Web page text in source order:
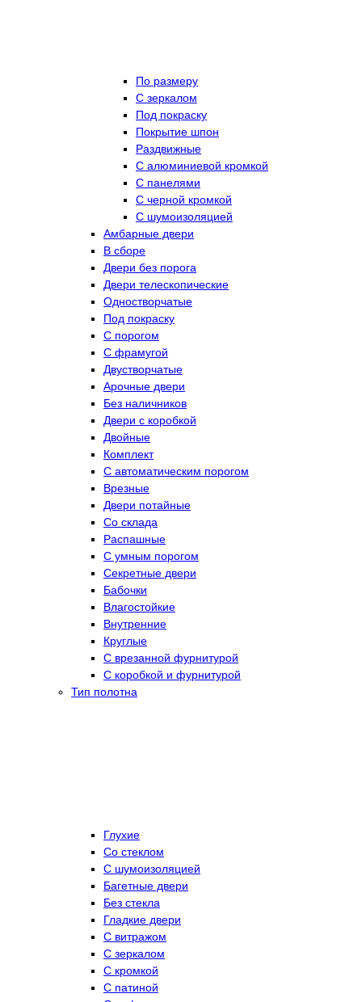
По размеру
C зеркалом
Под покраску
Покрытие шпон
Раздвижные
С алюминиевой кромкой
С панелями
С черной кромкой
С шумоизоляцией
Амбарные двери
В сборе
Двери без порога
Двери телескопические
Одностворчатые
Под покраску
С порогом
С фрамугой
Двустворчатые
Арочные двери
Без наличников
Двери с коробкой
Двойные
Комплект
С автоматическим порогом
Врезные
Двери потайные
Со склада
Распашные
С умным порогом
Секретные двери
Бабочки
Влагостойкие
Внутренние
Круглые
С врезанной фурнитурой
С коробкой и фурнитурой
Тип полотна
Глухие
Со стеклом
C шумоизоляцией
Багетные двери
Без стекла
Гладкие двери
С витражом
С зеркалом
С кромкой
С патиной